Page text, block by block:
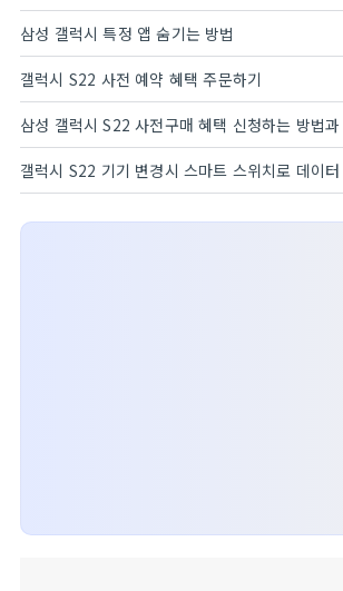
삼성 갤럭시 특정 앱 숨기는 방법
갤럭시 S22 사전 예약 혜택 주문하기